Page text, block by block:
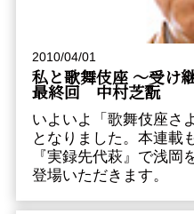
2010/04/01
私と歌舞伎座 ～受け
最終回 中村芝翫
いよいよ「歌舞伎座さ
となりました。本連載
『実録先代萩』で浅岡
登場いただきます。